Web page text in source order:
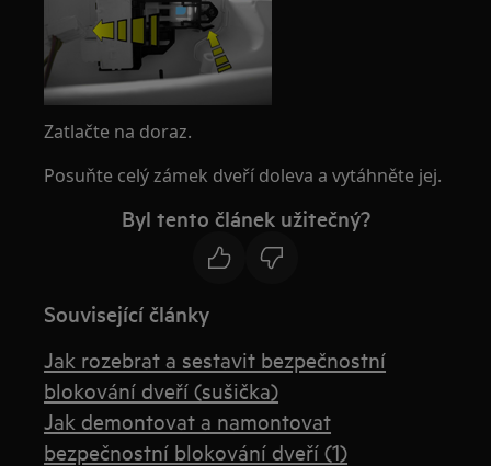
Zatlačte na doraz.
Posuňte celý zámek dveří doleva a vytáhněte jej.
Byl tento článek užitečný?
Související články
Jak rozebrat a sestavit bezpečnostní
blokování dveří (sušička)
Jak demontovat a namontovat
bezpečnostní blokování dveří (1)